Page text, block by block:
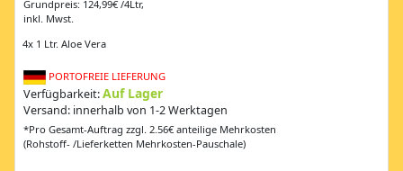
Grundpreis: 124,99€ /4Ltr,
inkl. Mwst.
4x 1 Ltr. Aloe Vera
PORTOFREIE LIEFERUNG
Verfügbarkeit:Auf Lager
Versand: innerhalb von 1-2 Werktagen
*Pro Gesamt-Auftrag zzgl. 2.56€ anteilige Mehrkosten
(Rohstoff- /Lieferketten Mehrkosten-Pauschale)